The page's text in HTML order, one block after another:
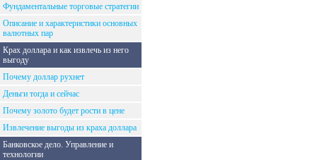
Фундаментальные торговые стратегии
Описание и характеристики основных
валютных пар
Крах доллара и как извлечь из него
выгоду
Почему доллар рухнет
Деньги тогда и сейчас
Почему золото будет рости в цене
Извлечение выгоды из краха доллара
Банковское дело. Управление и
технологии